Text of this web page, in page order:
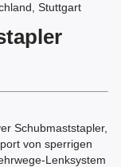
Stuttgart
Schubmaststapler,
von sperrigen
Lenksystem